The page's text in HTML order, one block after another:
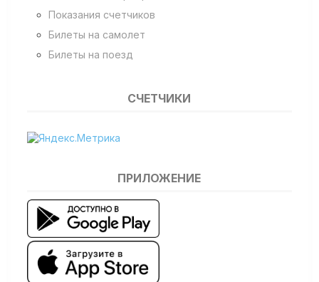
Показания счетчиков
Билеты на самолет
Билеты на поезд
СЧЕТЧИКИ
ПРИЛОЖЕНИЕ